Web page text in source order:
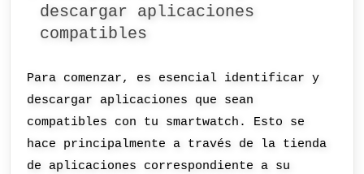
descargar aplicaciones
compatibles
Para comenzar, es esencial identificar y
descargar aplicaciones que sean
compatibles con tu smartwatch. Esto se
hace principalmente a través de la tienda
de aplicaciones correspondiente a su